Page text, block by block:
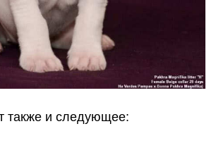
также и следующее: